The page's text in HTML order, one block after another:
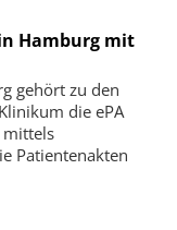
Hamburg mit
gehört zu den
die ePA
mittels
Patientenakten